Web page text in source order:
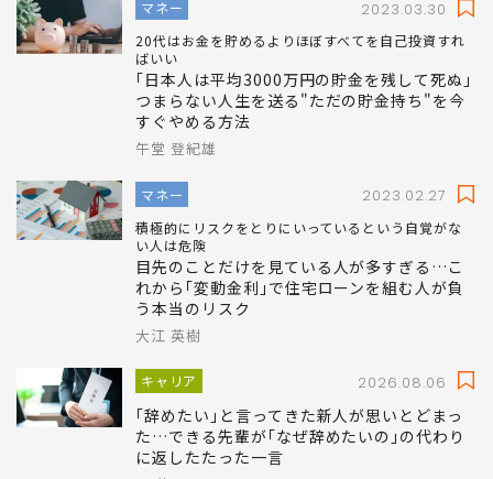
マネー 2023.03.30
20代はお金を貯めるよりほぼすべてを自己投資すれ
ばいい
｢日本人は平均3000万円の貯金を残して死ぬ｣
すぐやめる方法
午堂 登紀雄
マネー 2023.02.27
積極的にリスクをとりにいっているという自覚がな
い人は危険
目先のことだけを見ている人が多すぎる…こ
う本当のリスク
大江 英樹
キャリア